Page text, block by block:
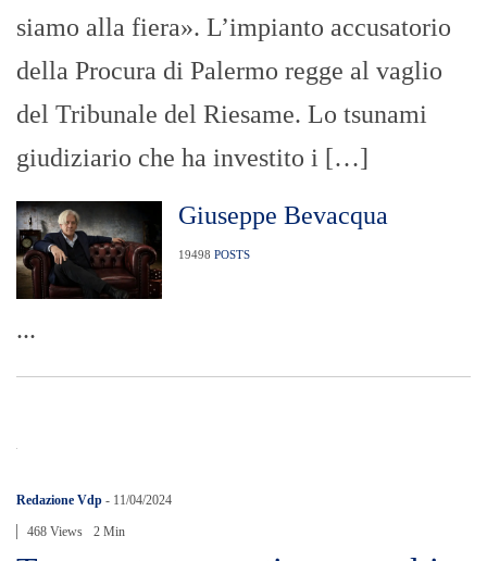
siamo alla fiera». L’impianto accusatorio
della Procura di Palermo regge al vaglio
del Tribunale del Riesame. Lo tsunami
giudiziario che ha investito i […]
Giuseppe Bevacqua
19498 POSTS
...
Redazione Vdp - 11/04/2024
468 Views 2 Min